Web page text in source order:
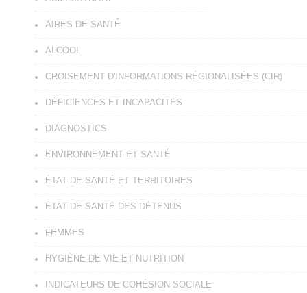
AIRES DE SANTÉ
ALCOOL
CROISEMENT D'INFORMATIONS RÉGIONALISÉES (CIR)
DÉFICIENCES ET INCAPACITÉS
DIAGNOSTICS
ENVIRONNEMENT ET SANTÉ
ÉTAT DE SANTÉ ET TERRITOIRES
ÉTAT DE SANTÉ DES DÉTENUS
FEMMES
HYGIÈNE DE VIE ET NUTRITION
INDICATEURS DE COHÉSION SOCIALE